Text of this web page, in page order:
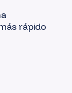
rápido